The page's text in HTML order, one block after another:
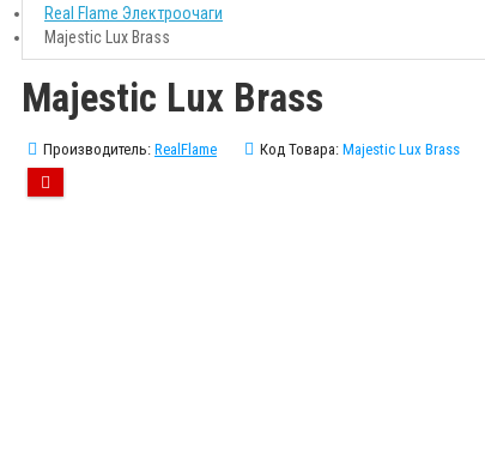
Real Flame Электроочаги
Majestic Lux Brass
Majestic Lux Brass
Производитель: RealFlame Код Товара: Majestic Lux Brass